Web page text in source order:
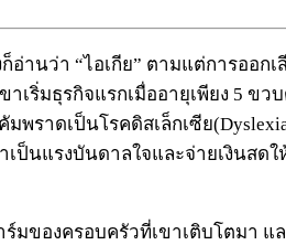
านว่า “ไอเกีย” ตามแต่การออก
าเริ่มธุรกิจแรกเมื่ออายุเพียง 5
ราดเป็นโรคดิสเล็กเซีย
นแรงบันดาลใจและจ่ายเงินสด
ของครอบครัวที่เขาเติบโตมา แ